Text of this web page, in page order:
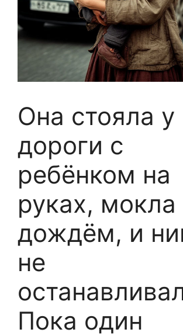
Она стояла у
дороги с
ребёнком на
руках, мокла
дождём, и
не
Пока один